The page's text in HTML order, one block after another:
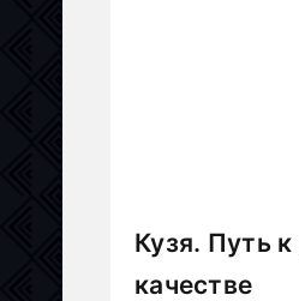
Кузя. Путь
качестве